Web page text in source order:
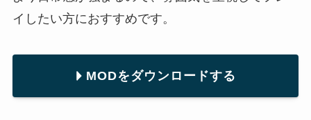
イしたい方におすすめです。
MODをダウンロードする